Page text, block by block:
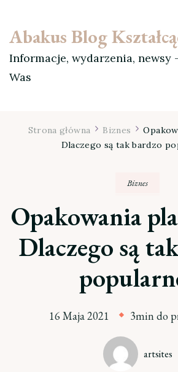
Abakus Blog
Informacje, wydarzenia, newsy
Was
Strona główna Biznes
Dlaczego są tak bardzo
Biznes
Opakowania
Dlaczego są
16 Maja 2021 3min do
artsites